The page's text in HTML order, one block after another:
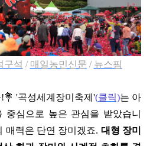
구석 / 매일농민신문 / 뉴스핌
!💐 '곡성세계장미축제 '(클릭)는 아
중심으로 높은 관심을 받았습니
매력은 단연 장미겠죠. 대형 장미